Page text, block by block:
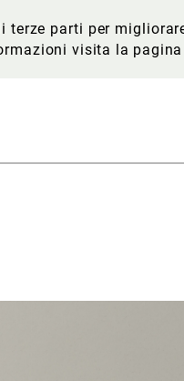
terze parti per
visita la